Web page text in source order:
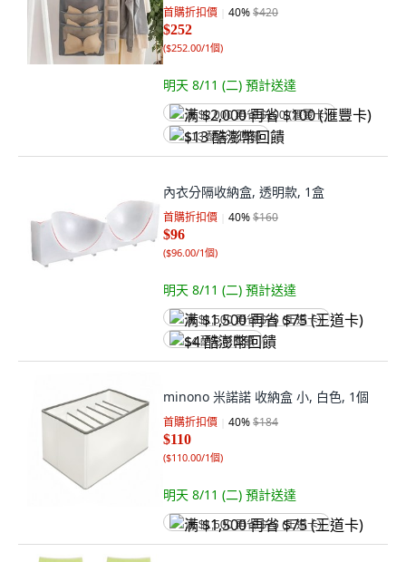
首購折扣價 40%$420
$252
($252.00/1個)
明天 8/11 (二) 預計送達
满 $2,000 再省 $100 (滙豐卡)
$13 酷澎幣回饋
內衣分隔收納盒, 透明款, 1盒
首購折扣價 40%$160
$96
($96.00/1個)
明天 8/11 (二) 預計送達
满 $1,500 再省 $75 (王道卡)
$4 酷澎幣回饋
minono 米諾諾 收納盒 小, 白色, 1個
首購折扣價 40%$184
$110
($110.00/1個)
明天 8/11 (二) 預計送達
满 $1,500 再省 $75 (王道卡)